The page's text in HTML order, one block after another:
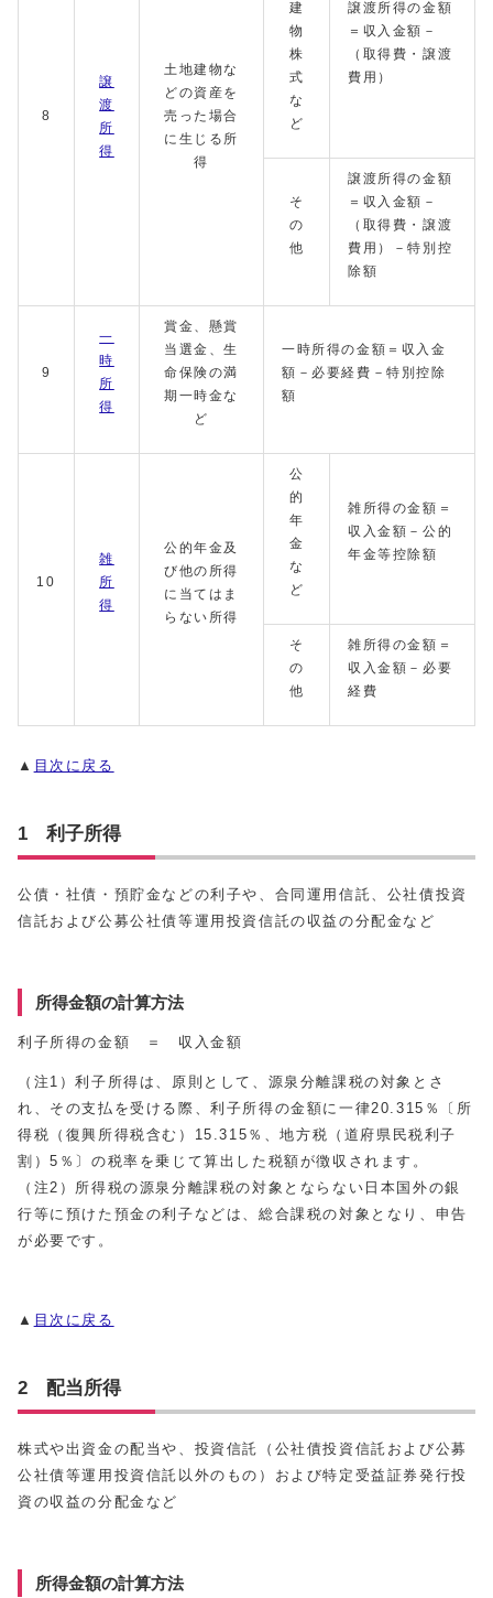
8
譲
渡
所
得
土地建物な
どの資産を
売った場合
に生じる所
得
建
物
株
式
な
ど
譲渡所得の金額
＝収入金額－
（取得費・譲渡
費用）
そ
の
他
譲渡所得の金額
＝収入金額－
（取得費・譲渡
費用）－特別控
除額
9
一
時
所
得
賞金、懸賞
当選金、生
命保険の満
期一時金な
ど
一時所得の金額＝収入金
額－必要経費－特別控除
額
10
雑
所
得
公的年金及
び他の所得
に当てはま
らない所得
公
的
年
金
な
ど
雑所得の金額＝
収入金額－公的
年金等控除額
そ
の
他
雑所得の金額＝
収入金額－必要
経費
▲ 目次に戻る
1 利子所得
公債・社債・預貯金などの利子や、合同運用信託、公社債投資
信託および公募公社債等運用投資信託の収益の分配金など
所得金額の計算方法
利子所得の金額 ＝ 収入金額
（注1）利子所得は、原則として、源泉分離課税の対象とさ
れ、その支払を受ける際、利子所得の金額に一律20.315％〔所
得税（復興所得税含む）15.315％、地方税（道府県民税利子
割）5％〕の税率を乗じて算出した税額が徴収されます。
（注2）所得税の源泉分離課税の対象とならない日本国外の銀
行等に預けた預金の利子などは、総合課税の対象となり、申告
が必要です。
▲ 目次に戻る
2 配当所得
株式や出資金の配当や、投資信託（公社債投資信託および公募
公社債等運用投資信託以外のもの）および特定受益証券発行投
資の収益の分配金など
所得金額の計算方法